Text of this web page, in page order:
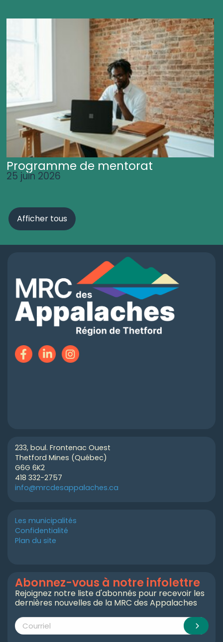
Programme de mentorat
25 juin 2026
Afficher tous
233, boul. Frontenac Ouest
Thetford Mines (Québec)
G6G 6K2
418 332-2757
info@mrcdesappalaches.ca
Les municipalités
Confidentialité
Plan du site
Abonnez-vous à notre infolettre
Rejoignez notre liste d'abonnés pour recevoir les
dernières nouvelles de la MRC des Appalaches